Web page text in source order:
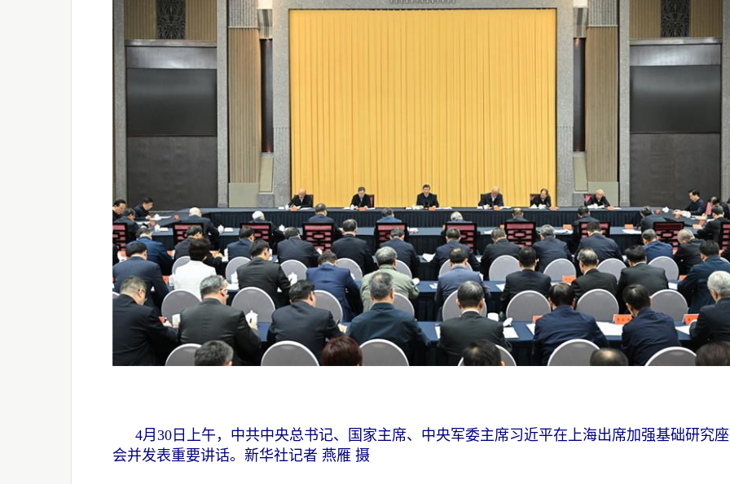
4月30日上午，中共中央总书记、国家主席、中央军委主席习近平在上海出席加强基础研究
会并发表重要讲话。新华社记者 燕雁 摄